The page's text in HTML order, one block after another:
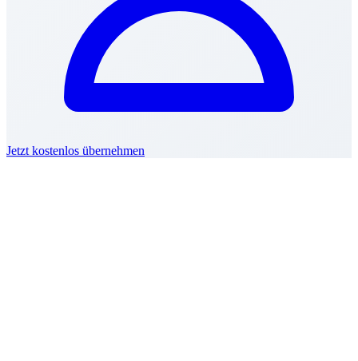
Jetzt kostenlos übernehmen